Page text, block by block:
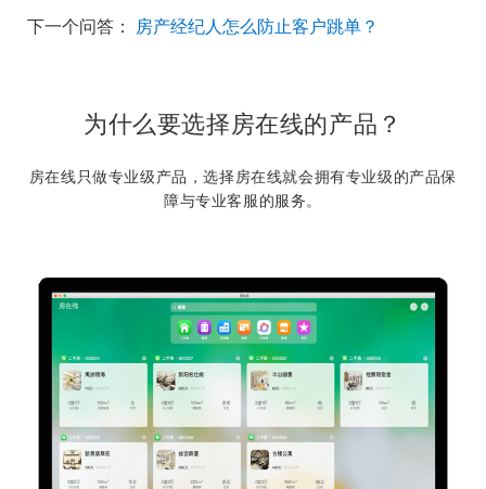
下一个问答： 房产经纪人怎么防止客户跳单？
为什么要选择房在线的产品？
房在线只做专业级产品，选择房在线就会拥有专业级的产品保
障与专业客服的服务。